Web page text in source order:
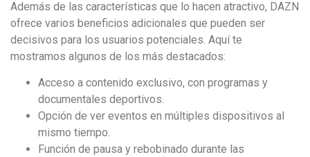
Además de las características que lo hacen atractivo, DAZN
ofrece varios beneficios adicionales que pueden ser
decisivos para los usuarios potenciales. Aquí te
mostramos algunos de los más destacados:
Acceso a contenido exclusivo, con programas y
documentales deportivos.
Opción de ver eventos en múltiples dispositivos al
mismo tiempo.
Función de pausa y rebobinado durante las